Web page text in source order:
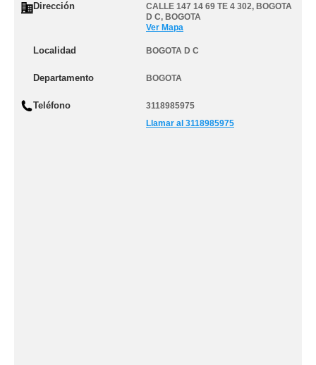
Dirección CALLE 147 14 69 TE 4 302, BOGOTA
D C, BOGOTA
Ver Mapa
Localidad BOGOTA D C
Departamento BOGOTA
Teléfono
3118985975
Llamar al 3118985975